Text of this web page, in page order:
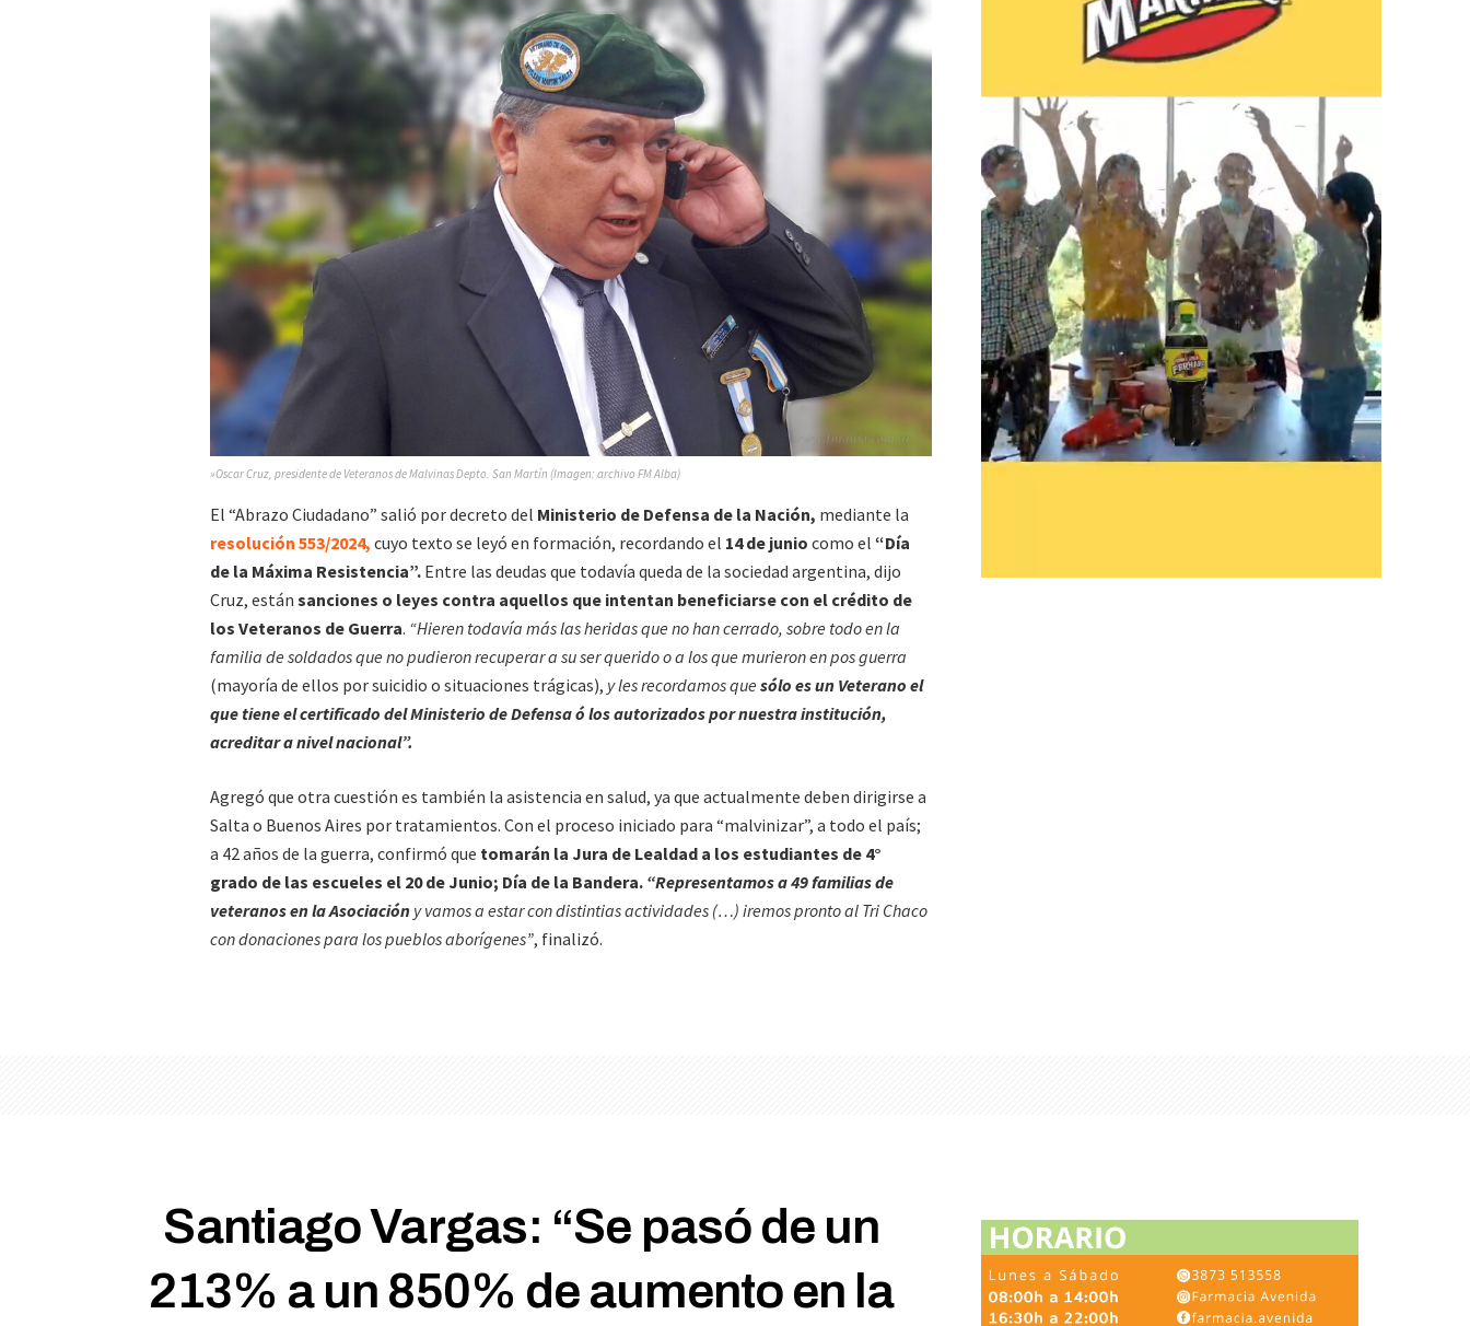
»Oscar Cruz, presidente de Veteranos de Malvinas Depto. San Martín (Imagen: archivo FM Alba)
El “Abrazo Ciudadano” salió por decreto del Ministerio de Defensa de la Nación, mediante la
resolución 553/2024, cuyo texto se leyó en formación, recordando el 14 de junio como el “Día
de la Máxima Resistencia”. Entre las deudas que todavía queda de la sociedad argentina, dijo
Cruz, están sanciones o leyes contra aquellos que intentan beneficiarse con el crédito de
los Veteranos de Guerra. “Hieren todavía más las heridas que no han cerrado, sobre todo en la
familia de soldados que no pudieron recuperar a su ser querido o a los que murieron en pos guerra
(mayoría de ellos por suicidio o situaciones trágicas), y les recordamos que sólo es un Veterano el
que tiene el certificado del Ministerio de Defensa ó los autorizados por nuestra institución,
acreditar a nivel nacional”.
Agregó que otra cuestión es también la asistencia en salud, ya que actualmente deben dirigirse a
Salta o Buenos Aires por tratamientos. Con el proceso iniciado para “malvinizar”, a todo el país;
a 42 años de la guerra, confirmó que tomarán la Jura de Lealdad a los estudiantes de 4°
grado de las escueles el 20 de Junio; Día de la Bandera. “Representamos a 49 familias de
veteranos en la Asociación y vamos a estar con distintias actividades (…) iremos pronto al Tri Chaco
con donaciones para los pueblos aborígenes”, finalizó.
Santiago Vargas: “Se pasó de un
213% a un 850% de aumento en la